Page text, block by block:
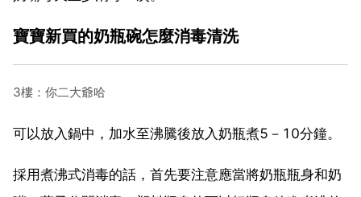
寶寶新買的奶瓶碗怎麼消毒清洗
3樓：你二大爺哈
可以放入鍋中，加水至沸騰後放入奶瓶煮5－10分鐘。
採用煮沸式消毒的話，首先要注意應當將奶瓶瓶身和奶